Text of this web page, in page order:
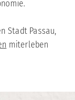
Stadt Passau,
miterleben